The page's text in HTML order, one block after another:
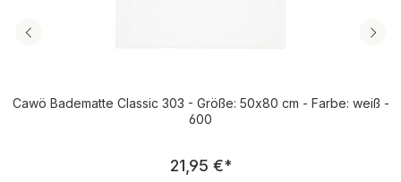
Cawö Badematte Classic 303 - Größe: 50x80 cm - Farbe: weiß -
600
Regulärer Preis:
21,95 €*